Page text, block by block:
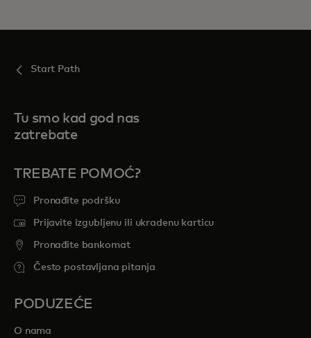
Start Path
Tu smo kad god nas
zatrebate
TREBATE POMOĆ?
Pronađite podršku
Prijavite izgubljenu ili ukradenu karticu
Pronađite bankomat
Često postavljana pitanja
PODUZEĆE
O nama